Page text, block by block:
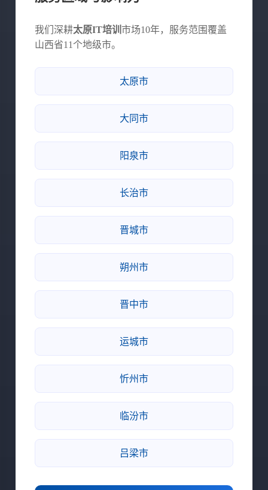
我们深耕太原IT培训市场10年，服务范围覆盖
山西省11个地级市。
太原市
大同市
阳泉市
长治市
晋城市
朔州市
晋中市
运城市
忻州市
临汾市
吕梁市